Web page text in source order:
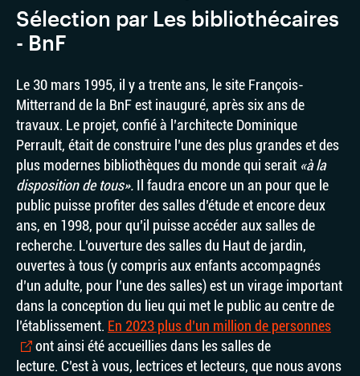
Sélection par Les bibliothécaires
- BnF
Le 30 mars 1995, il y a trente ans, le site François-
Mitterrand de la BnF est inauguré, après six ans de
travaux. Le projet, confié à l’architecte Dominique
Perrault, était de construire l’une des plus grandes et des
plus modernes bibliothèques du monde qui serait «à la
disposition de tous». Il faudra encore un an pour que le
public puisse profiter des salles d’étude et encore deux
ans, en 1998, pour qu’il puisse accéder aux salles de
recherche. L’ouverture des salles du Haut de jardin,
ouvertes à tous (y compris aux enfants accompagnés
d’un adulte, pour l’une des salles) est un virage important
dans la conception du lieu qui met le public au centre de
l’établissement. En 2023 plus d’un million de personnes
ont ainsi été accueillies dans les salles de
lecture. C’est à vous, lectrices et lecteurs, que nous avons